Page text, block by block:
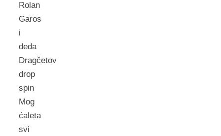
Rolan
Garos
i
deda
Dragčetov
drop
spin
Mog
ćaleta
svi